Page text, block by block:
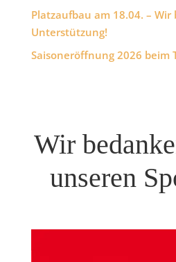
Platzaufbau am 18.04. –
Unterstützung!
Saisoneröffnung 2026 beim
Wir
unseren